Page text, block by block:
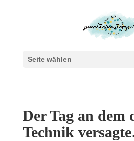
Seite wählen
Der Tag an dem
Technik